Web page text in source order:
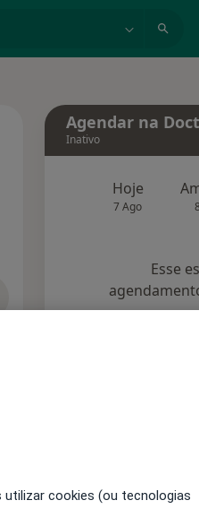
Agendar na
Inativo
Hoje
7 Ago
Esse
cookies (ou tecnologias